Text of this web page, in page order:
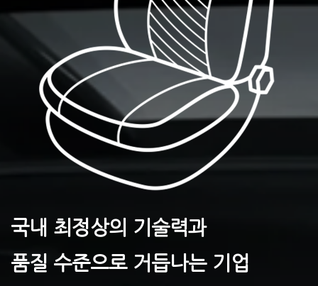
국내 최정상의 기술력과
품질 수준으로 거듭나는 기업